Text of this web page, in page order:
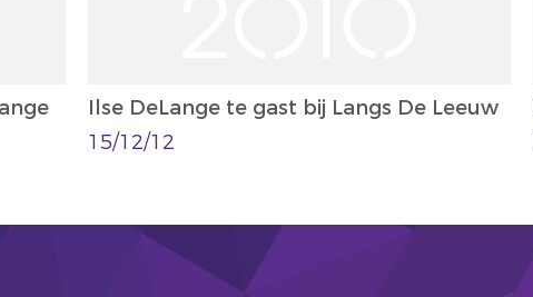
Ilse DeLange te gast bij Langs De Leeuw
15/12/12